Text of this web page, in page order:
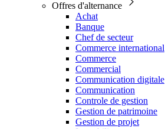
Offres d'alternance
Achat
Banque
Chef de secteur
Commerce international
Commerce
Commercial
Communication digitale
Communication
Controle de gestion
Gestion de patrimoine
Gestion de projet